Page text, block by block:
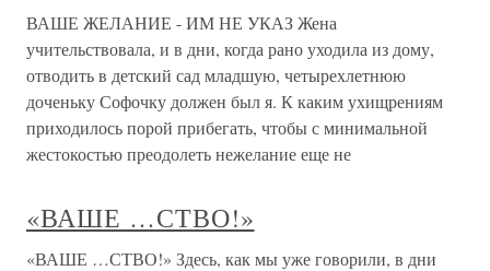
ВАШЕ ЖЕЛАНИЕ - ИМ НЕ УКАЗ Жена
учительствовала, и в дни, когда рано уходила из дому,
отводить в детский сад младшую, четырехлетнюю
доченьку Софочку должен был я. К каким ухищрениям
приходилось порой прибегать, чтобы с минимальной
жестокостью преодолеть нежелание еще не
«ВАШЕ …СТВО!»
«ВАШЕ …СТВО!» Здесь, как мы уже говорили, в дни